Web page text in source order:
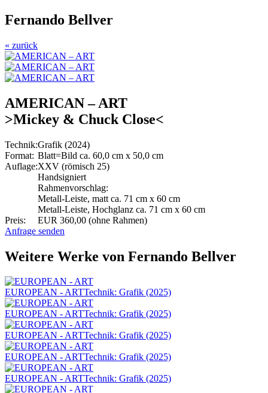
Fernando Bellver
« zurück
AMERICAN – ART
>Mickey & Chuck Close<
Technik:Grafik (2024)
Format: Blatt=Bild ca. 60,0 cm x 50,0 cm
Auflage:XXV (römisch 25)
Handsigniert
Rahmenvorschlag:
Metall-Leiste, matt ca. 71 cm x 60 cm
Metall-Leiste, Hochglanz ca. 71 cm x 60 cm
Preis:
EUR 360,00 (ohne Rahmen)
Anfrage senden
Weitere Werke von Fernando Bellver
EUROPEAN - ARTTechnik: Grafik (2025)
EUROPEAN - ARTTechnik: Grafik (2025)
EUROPEAN - ARTTechnik: Grafik (2025)
EUROPEAN - ARTTechnik: Grafik (2025)
EUROPEAN - ARTTechnik: Grafik (2025)